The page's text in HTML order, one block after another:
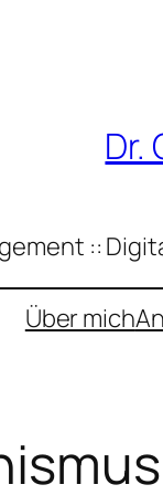
Dr.
::
Über mich